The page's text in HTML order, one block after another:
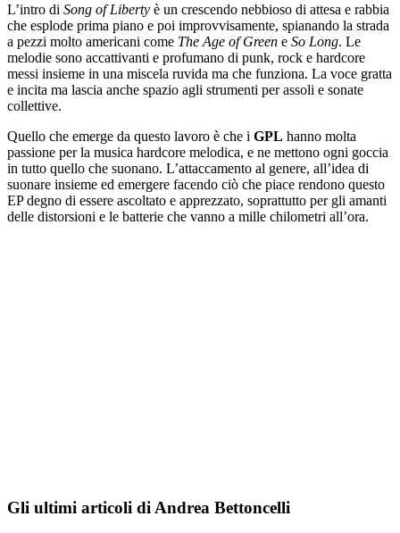
L’intro di Song of Liberty è un crescendo nebbioso di attesa e rabbia
che esplode prima piano e poi improvvisamente, spianando la strada
a pezzi molto americani come The Age of Green e So Long. Le
melodie sono accattivanti e profumano di punk, rock e hardcore
messi insieme in una miscela ruvida ma che funziona. La voce gratta
e incita ma lascia anche spazio agli strumenti per assoli e sonate
collettive.
Quello che emerge da questo lavoro è che i GPL hanno molta
passione per la musica hardcore melodica, e ne mettono ogni goccia
in tutto quello che suonano. L’attaccamento al genere, all’idea di
suonare insieme ed emergere facendo ciò che piace rendono questo
EP degno di essere ascoltato e apprezzato, soprattutto per gli amanti
delle distorsioni e le batterie che vanno a mille chilometri all’ora.
Gli ultimi articoli di Andrea Bettoncelli